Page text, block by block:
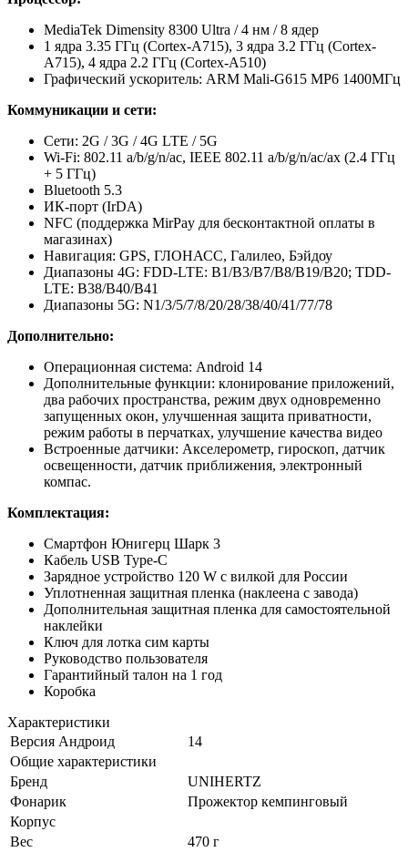
MediaTek Dimensity 8300 Ultra / 4 нм / 8 ядер
1 ядра 3.35 ГГц (Cortex-A715), 3 ядра 3.2 ГГц (Cortex-
A715), 4 ядра 2.2 ГГц (Cortex-A510)
Графический ускоритель: ARM Mali-G615 MP6 1400МГц
Коммуникации и сети:
Сети: 2G / 3G / 4G LTE / 5G
Wi-Fi: 802.11 a/b/g/n/ac, IEEE 802.11 a/b/g/n/ac/ax (2.4 ГГц
+ 5 ГГц)
Bluetooth 5.3
ИК-порт (IrDA)
NFC (поддержка MirPay для бесконтактной оплаты в
магазинах)
Навигация: GPS, ГЛОНАСС, Галилео, Бэйдоу
Диапазоны 4G: FDD-LTE: B1/B3/B7/B8/B19/B20; TDD-
LTE: B38/B40/B41
Диапазоны 5G: N1/3/5/7/8/20/28/38/40/41/77/78
Дополнительно:
Операционная система: Android 14
Дополнительные функции: клонирование приложений,
два рабочих пространства, режим двух одновременно
запущенных окон, улучшенная защита приватности,
режим работы в перчатках, улучшение качества видео
Встроенные датчики: Акселерометр, гироскоп, датчик
освещенности, датчик приближения, электронный
компас.
Комплектация:
Смартфон Юнигерц Шарк 3
Кабель USB Type-C
Зарядное устройство 120 W с вилкой для России
Уплотненная защитная пленка (наклеена с завода)
Дополнительная защитная пленка для самостоятельной
наклейки
Ключ для лотка сим карты
Руководство пользователя
Гарантийный талон на 1 год
Коробка
Характеристики
Версия Андроид
14
Общие характеристики
Бренд
UNIHERTZ
Фонарик
Прожектор кемпинговый
Корпус
Вес
470 г